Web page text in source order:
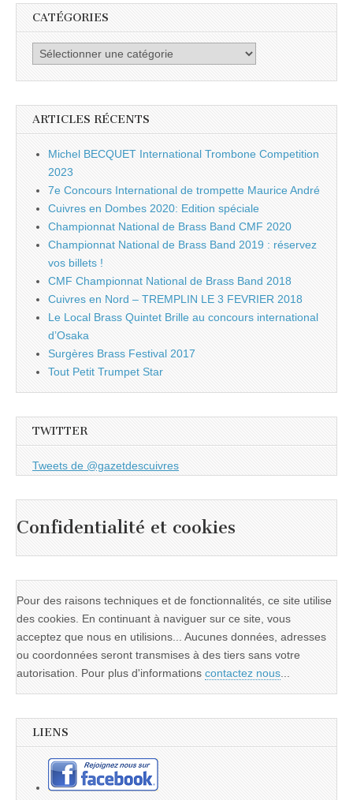
CATÉGORIES
Catégories
ARTICLES RÉCENTS
Michel BECQUET International Trombone Competition
2023
7e Concours International de trompette Maurice André
Cuivres en Dombes 2020: Edition spéciale
Championnat National de Brass Band CMF 2020
Championnat National de Brass Band 2019 : réservez
vos billets !
CMF Championnat National de Brass Band 2018
Cuivres en Nord – TREMPLIN LE 3 FEVRIER 2018
Le Local Brass Quintet Brille au concours international
d’Osaka
Surgères Brass Festival 2017
Tout Petit Trumpet Star
TWITTER
Tweets de @gazetdescuivres
Confidentialité et cookies
Pour des raisons techniques et de fonctionnalités, ce site utilise
des cookies. En continuant à naviguer sur ce site, vous
acceptez que nous en utilisions... Aucunes données, adresses
ou coordonnées seront transmises à des tiers sans votre
autorisation. Pour plus d'informations contactez nous
LIENS